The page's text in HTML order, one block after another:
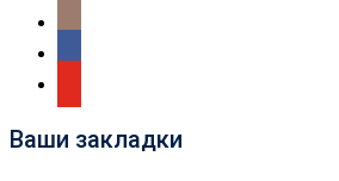
Ваши закладки